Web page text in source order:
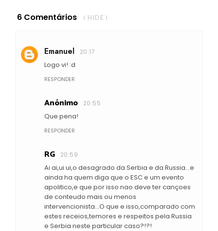
6 Comentários ( HIDE )
Emanuel 20:17
Logo vi! :d
RESPONDER
Anónimo 20:55
Que pena!
RESPONDER
RG 20:59
Ai ai,ui ui,o desagrado da Serbia e da Russia...e
ainda ha quem diga que o ESC e um evento
apolitico,e que por isso nao deve ter cançoes
de conteudo mais ou menos
intervencionista...O que e isso,comparado com
estes receios,temores e respeitos pela Russia
e Serbia neste particular caso?!?!